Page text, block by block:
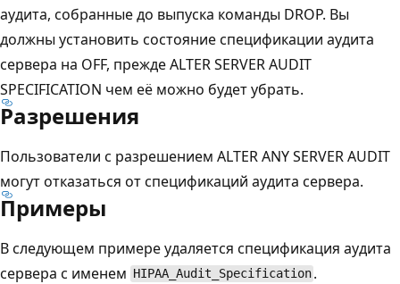
аудита, собранные до выпуска команды DROP. Вы
должны установить состояние спецификации аудита
сервера на OFF, прежде ALTER SERVER AUDIT
SPECIFICATION чем её можно будет убрать.
Разрешения
Пользователи с разрешением ALTER ANY SERVER AUDIT
могут отказаться от спецификаций аудита сервера.
Примеры
В следующем примере удаляется спецификация аудита
сервера с именем HIPAA_Audit_Specification .